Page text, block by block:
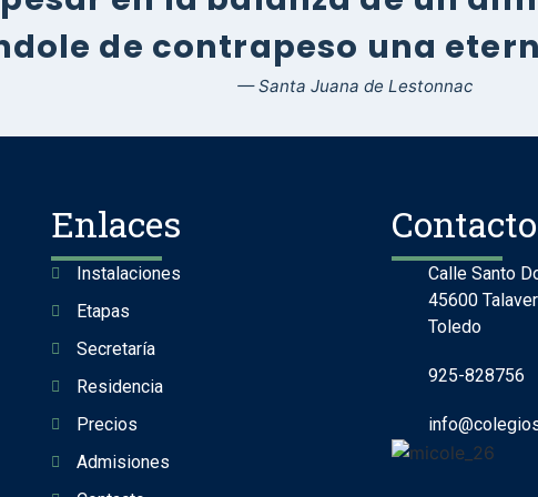
de contrapeso una
— Santa Juana de Lestonnac
Enlaces
Instalaciones
Etapas
Secretaría
Residencia
Precios
Admisiones
Contacto
Calle Santo
45600
Toledo
925-828756